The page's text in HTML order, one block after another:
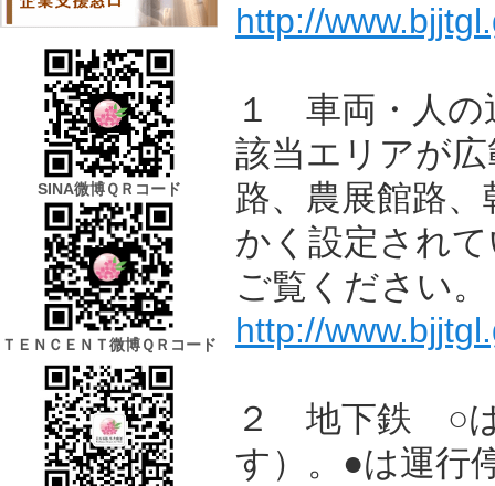
SINA微博ＱＲコード
ＴＥＮＣＥＮＴ微博ＱＲコード
http://
１ 車両・人の
該当エリアが
路、農展館路
かく設定され
ご覧くださ
http://
２ 地下鉄 ○は
す）。●は運行